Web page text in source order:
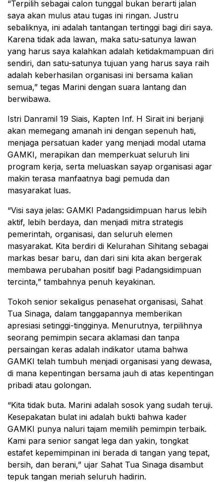
“Terpilih sebagai calon tunggal bukan berarti jalan
saya akan mulus atau tugas ini ringan. Justru
sebaliknya, ini adalah tantangan tertinggi bagi diri saya.
Karena tidak ada lawan, maka satu-satunya lawan
yang harus saya kalahkan adalah ketidakmampuan diri
sendiri, dan satu-satunya tujuan yang harus saya raih
adalah keberhasilan organisasi ini bersama kalian
semua,” tegas Marini dengan suara lantang dan
berwibawa.
Istri Danramil 19 Siais, Kapten Inf. H Sirait ini berjanji
akan memegang amanah ini dengan sepenuh hati,
menjaga persatuan kader yang menjadi modal utama
GAMKI, merapikan dan memperkuat seluruh lini
program kerja, serta meluaskan sayap organisasi agar
makin terasa manfaatnya bagi pemuda dan
masyarakat luas.
“Visi saya jelas: GAMKI Padangsidimpuan harus lebih
aktif, lebih berdaya, dan menjadi mitra strategis
pemerintah, organisasi, dan seluruh elemen
masyarakat. Kita berdiri di Kelurahan Sihitang sebagai
markas besar baru, dan dari sini kita akan bergerak
membawa perubahan positif bagi Padangsidimpuan
tercinta,” tambahnya penuh keyakinan.
Tokoh senior sekaligus penasehat organisasi, Sahat
Tua Sinaga, dalam tanggapannya memberikan
apresiasi setinggi-tingginya. Menurutnya, terpilihnya
seorang pemimpin secara aklamasi dan tanpa
persaingan keras adalah indikator utama bahwa
GAMKI telah tumbuh menjadi organisasi yang dewasa,
di mana kepentingan bersama jauh di atas kepentingan
pribadi atau golongan.
“Kita tidak buta. Marini adalah sosok yang sudah teruji.
Kesepakatan bulat ini adalah bukti bahwa kader
GAMKI punya naluri tajam memilih pemimpin terbaik.
Kami para senior sangat lega dan yakin, tongkat
estafet kepemimpinan ini berada di tangan yang tepat,
bersih, dan berani,” ujar Sahat Tua Sinaga disambut
tepuk tangan meriah seluruh hadirin.